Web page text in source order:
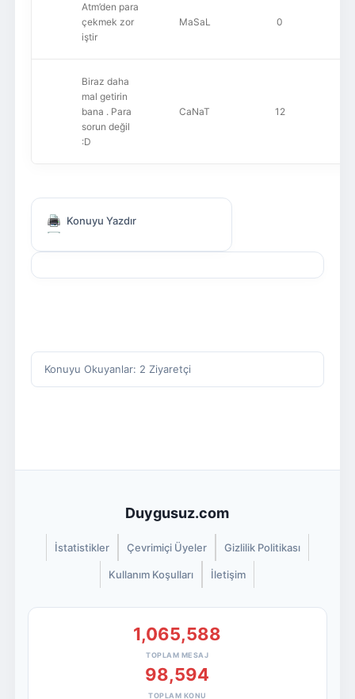
Atm’den para
çekmek zor
iştir
MaSaL 0
Biraz daha
mal getirin
bana . Para
sorun değil
:D
CaNaT 12
Konuyu Yazdır
Konuyu Okuyanlar: 2 Ziyaretçi
Duygusuz.com
İstatistikler Çevrimiçi Üyeler Gizlilik Politikası
Kullanım Koşulları İletişim
1,065,588
TOPLAM MESAJ
98,594
TOPLAM KONU